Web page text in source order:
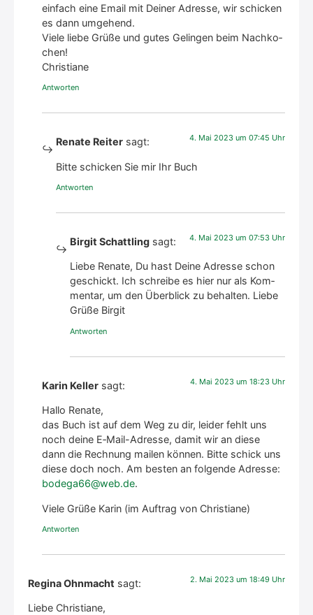
ein­fach eine Email mit Dei­ner Adres­se, wir schi­cken
es dann umge­hend.
Vie­le lie­be Grü­ße und gutes Gelin­gen beim Nach­ko­
chen!
Chris­tia­ne
Antworten
Renate Reiter sagt: 4. Mai 2023 um 07:45 Uhr
Bit­te schi­cken Sie mir Ihr Buch
Antworten
Birgit Schattling sagt: 4. Mai 2023 um 07:53 Uhr
Lie­be Rena­te, Du hast Dei­ne Adres­se schon
geschickt. Ich schrei­be es hier nur als Kom­
men­tar, um den Über­blick zu behal­ten. Lie­be
Grü­ße Bir­git
Antworten
Karin Keller sagt: 4. Mai 2023 um 18:23 Uhr
Hal­lo Rena­te,
das Buch ist auf dem Weg zu dir, lei­der fehlt uns
noch dei­ne E‑Mail-Adres­se, damit wir an die­se
dann die Rech­nung mai­len kön­nen. Bit­te schick uns
die­se doch noch. Am bes­ten an fol­gen­de Adres­se:
bodega66@web.de.
Vie­le Grü­ße Karin (im Auf­trag von Chris­tia­ne)
Antworten
Regina Ohnmacht sagt: 2. Mai 2023 um 18:49 Uhr
Lie­be Chris­tia­ne,